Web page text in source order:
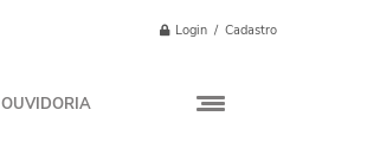
Login / Cadastro
OUVIDORIA